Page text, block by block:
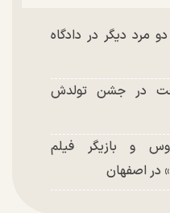
مرد دیگر در دادگاه
در جشن تولدش
روس و بازیگر فیلم
در اصفهان